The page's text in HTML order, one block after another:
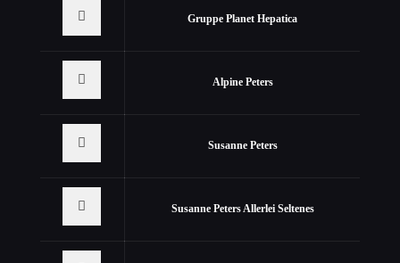
Gruppe Planet Hepatica
Alpine Peters
Susanne Peters
Susanne Peters Allerlei Seltenes